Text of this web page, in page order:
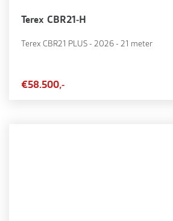
Terex CBR21-H
Terex CBR21 PLUS - 2026 - 21 meter
€58.500,-